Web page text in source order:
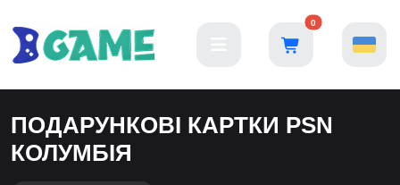
0
ПОДАРУНКОВІ КАРТКИ PSN
КОЛУМБІЯ